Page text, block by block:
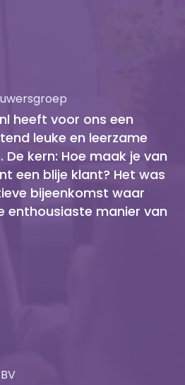
heeft voor ons een
leuke en leerzame
kern: Hoe maak je van
een blije klant? Het was
bijeenkomst waar
enthousiaste manier van